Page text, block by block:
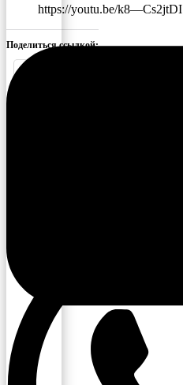
https://youtu.be/k8—Cs2jtDI
Поделиться ссылкой: